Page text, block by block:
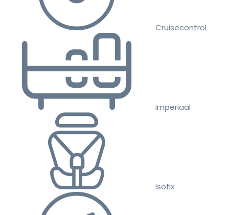
Cruisecontrol
Imperiaal
Isofix